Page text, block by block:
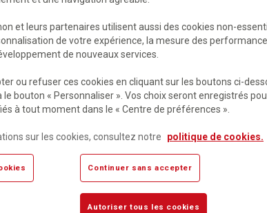
Veuillez nous excuser
Retour Retour à l'accueil
si validation
et leurs partenaires utilisent aussi des cookies non-
de votre expérience, la mesure des
de nouveaux services.
ou refuser ces cookies en cliquant sur les boutons ci-
bouton « Personnaliser ». Vos choix seront enregistrés
à tout moment dans le « Centre de préférences ».
sur les cookies, consultez notre politique de cookies.
Continuer sans accepter
Autoriser tous les cookies